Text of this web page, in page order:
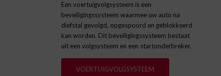
Een voertuigvolgsysteem is een
beveiligingssysteem waarmee uw auto na
diefstal gevolgd, opgespoord en geblokkeerd
kan worden. Dit beveiligingssysteem bestaat
uit een volgsysteem en een startonderbreker.
VOERTUIGVOLGSYSTEEM